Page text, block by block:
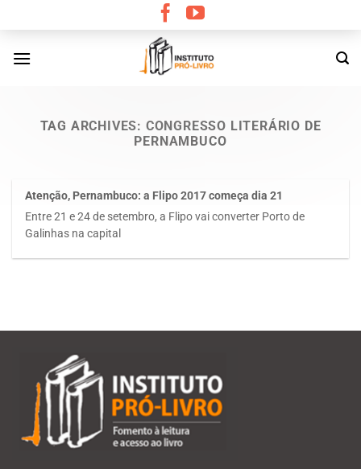
content
TAG ARCHIVES: CONGRESSO LITERÁRIO DE
PERNAMBUCO
Atenção, Pernambuco: a Flipo 2017 começa dia 21
Entre 21 e 24 de setembro, a Flipo vai converter Porto de
Galinhas na capital